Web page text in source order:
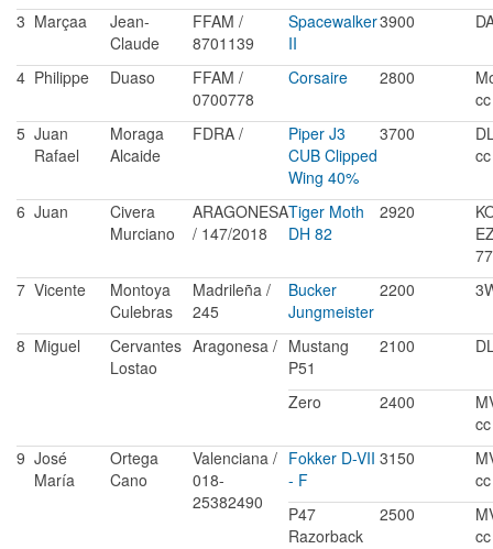
3 Marçaa
Jean-
Claude
FFAM /
8701139
Spacewalker
II
3900
4 Philippe Duaso
FFAM /
0700778
Corsaire 2800
cc
5 Juan
Rafael
Moraga
Alcaide
FDRA /
Piper J3
CUB Clipped
Wing 40%
3700
cc
6 Juan
Civera
Murciano
ARAGONESA
/ 147/2018
Tiger Moth
DH 82
2920
7 Vicente
Montoya
Culebras
Madrileña /
245
Bucker
Jungmeister
2200
8 Miguel
Cervantes
Lostao
Aragonesa / Mustang
P51
2100
Zero 2400
cc
9 José
María
Ortega
Cano
Valenciana /
018-
25382490
Fokker D-VII
- F
3150
cc
P47
Razorback
2500
cc